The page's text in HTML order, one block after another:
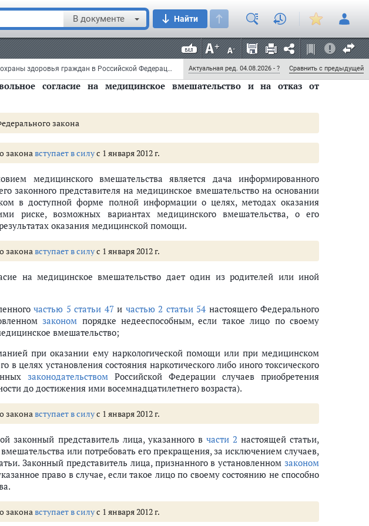
В документе Найти
гарантий
организаций за обеспечение прав граждан в сфере охраны здоровья
и органов местного самоуправления в сфере охраны здоровья (ст.ст. 14 - 17)
власти субъектов Российской Федерации
вмешательства
граждан, проходящих альтернативную гражданскую службу, граждан, подлежащих
ареста, лишения свободы либо административного ареста, на получение медицинской
Федеральный закон от 21 ноября 2011 г. N 323-ФЗ "Об основах охраны здоровья граждан в Российской Федерации" (с изменениями и дополнениями) Актуальная ред. 04.08.2026 - ? Сравнить с предыдущей
религиозных организаций и религиозных организаций,
пациента на лечении в стационарных условиях - на предоставление
проведение которых возможно в стационарных условиях, в том числе
если это не нарушает внутренний распорядок медицинской организации,
в соответствии спунктом 19.2 части 2 статьи 14настоящего
согласие на медицинское вмешательство и на отказ от
закона
законавступает в силус 1 января 2012 г.
медицинского вмешательства является дача информированного
законного представителя на медицинское вмешательство на основании
в доступной форме полной информации о целях, методах оказания
риске, возможных вариантах медицинского вмешательства, о его
оказания медицинской помощи.
законавступает в силус 1 января 2012 г.
на медицинское вмешательство дает один из родителей или иной
частью 5 статьи 47и частью 2 статьи 54 настоящего Федерального
законом порядке недееспособным, если такое лицо по своему
вмешательство;
при оказании ему наркологической помощи или при медицинском
в целях установления состояния наркотического либо иного токсического
законодательством Российской Федерации случаев приобретения
до достижения ими восемнадцатилетнего возраста).
законавступает в силус 1 января 2012 г.
законный представитель лица, указанного в части 2 настоящей статьи,
или потребовать его прекращения, за исключением случаев,
Законный представитель лица, признанного в установленномзаконом
право в случае, если такое лицо по своему состоянию не способно
законавступает в силус 1 января 2012 г.